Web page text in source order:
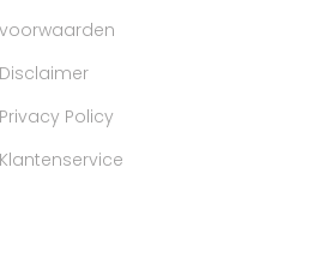
voorwaarden
Disclaimer
Privacy Policy
Klantenservice